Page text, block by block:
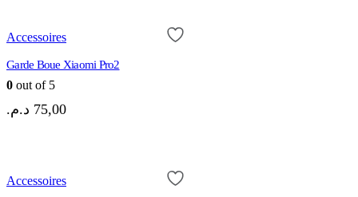
Accessoires
Garde Boue Xiaomi Pro2
0 out of 5
75,00 د.م.
Accessoires